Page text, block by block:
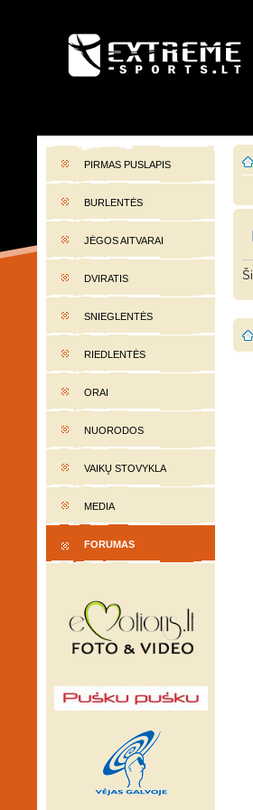
EXTREME-
PIRMAS PUSLAPIS
BURLENTĖS
JĖGOS AITVARAI
DVIRATIS
SNIEGLENTĖS
RIEDLENTĖS
ORAI
NUORODOS
VAIKŲ STOVYKLA
MEDIA
FORUMAS